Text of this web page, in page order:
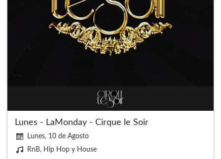
Lunes - LaMonday - Cirque le Soir
Lunes, 10 de Agosto
RnB, Hip Hop y House